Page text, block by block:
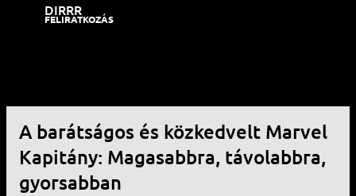
DIRRR
FELIRATKOZÁS
A barátságos és közkedvelt Marvel
Kapitány: Magasabbra, távolabbra,
gyorsabban